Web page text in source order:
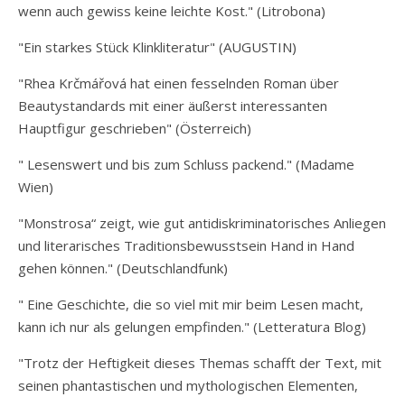
wenn auch gewiss keine leichte Kost." (Litrobona)
"Ein starkes Stück Klinkliteratur" (AUGUSTIN)
"Rhea Krčmářová hat einen fesselnden Roman über
Beautystandards mit einer äußerst interessanten
Hauptfigur geschrieben" (Österreich)
" Lesenswert und bis zum Schluss packend." (Madame
Wien)
"Monstrosa“ zeigt, wie gut antidiskriminatorisches Anliegen
und literarisches Traditionsbewusstsein Hand in Hand
gehen können." (Deutschlandfunk)
" Eine Geschichte, die so viel mit mir beim Lesen macht,
kann ich nur als gelungen empfinden." (Letteratura Blog)
"Trotz der Heftigkeit dieses Themas schafft der Text, mit
seinen phantastischen und mythologischen Elementen,